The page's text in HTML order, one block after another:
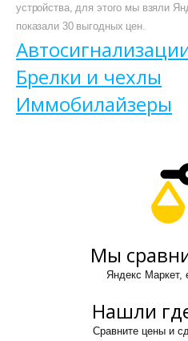
устройства, для этого мы взяли
показали 30 выгодных цен.
Брелки и чехлы
Иммобилайзеры
Мы
Яндекс Маркет,
Нашли
Сравните цены и